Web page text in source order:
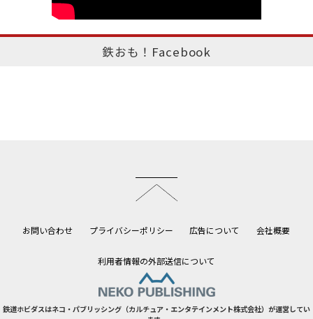
鉄おも！Facebook
お問い合わせ プライバシーポリシー 広告について 会社概要
利用者情報の外部送信について
鉄道ホビダスはネコ・パブリッシング（カルチュア・エンタテインメント株式会社）が運営してい